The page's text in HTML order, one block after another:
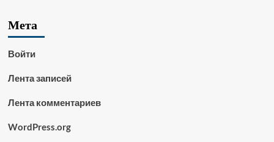
Мета
Войти
Лента записей
Лента комментариев
WordPress.org